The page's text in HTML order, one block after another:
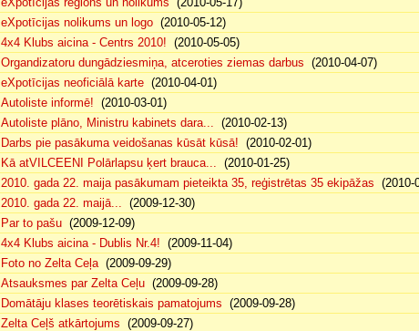
eXpotīcijas nolikums un logo (2010-05-12)
4x4 Klubs aicina - Centrs 2010! (2010-05-05)
Organdizatoru dungādziesmiņa, atceroties ziemas darbus (2010-04-07)
eXpotīcijas neoficiālā karte (2010-04-01)
Autoliste informē! (2010-03-01)
Autoliste plāno, Ministru kabinets dara... (2010-02-13)
Darbs pie pasākuma veidošanas kūsāt kūsā! (2010-02-01)
Kā atVILCEENI Polārlapsu ķert brauca... (2010-01-25)
2010. gada 22. maija pasākumam pieteikta 35, reģistrētas 35 ekipāžas (2010-
2010. gada 22. maijā... (2009-12-30)
Par to pašu (2009-12-09)
4x4 Klubs aicina - Dublis Nr.4! (2009-11-04)
Foto no Zelta Ceļa(2009-09-29)
Atsauksmes par Zelta Ceļu (2009-09-28)
Domātāju klases teorētiskais pamatojums (2009-09-28)
Zelta Ceļš atkārtojums (2009-09-27)